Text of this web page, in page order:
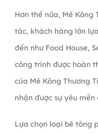
Hơn thế nữa, Mê Kông
tác, khách hàng lớn
đến như Food House,
công trình được hoàn
của Mê Kông Thương
nhận được sự yêu
Lựa chọn loại bê tông